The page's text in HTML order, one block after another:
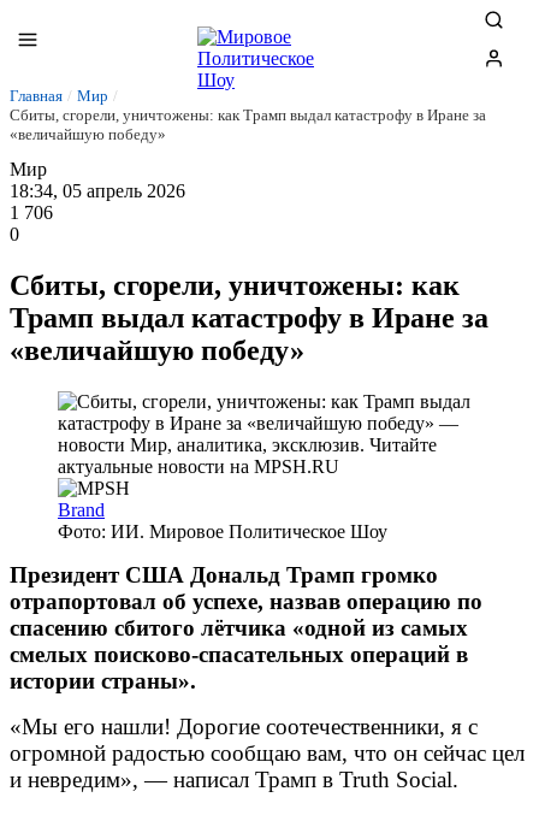
Главная / Мир /
Сбиты, сгорели, уничтожены: как Трамп выдал катастрофу в Иране за
«величайшую победу»
Мир
18:34, 05 апрель 2026
1 706
0
Сбиты, сгорели, уничтожены: как
Трамп выдал катастрофу в Иране за
«величайшую победу»
Brand
Фото: ИИ. Мировое Политическое Шоу
Президент США Дональд Трамп громко
отрапортовал об успехе, назвав операцию по
спасению сбитого лётчика «одной из самых
смелых поисково-спасательных операций в
истории страны».
«Мы его нашли! Дорогие соотечественники, я с
огромной радостью сообщаю вам, что он сейчас цел
и невредим», — написал Трамп в Truth Social.